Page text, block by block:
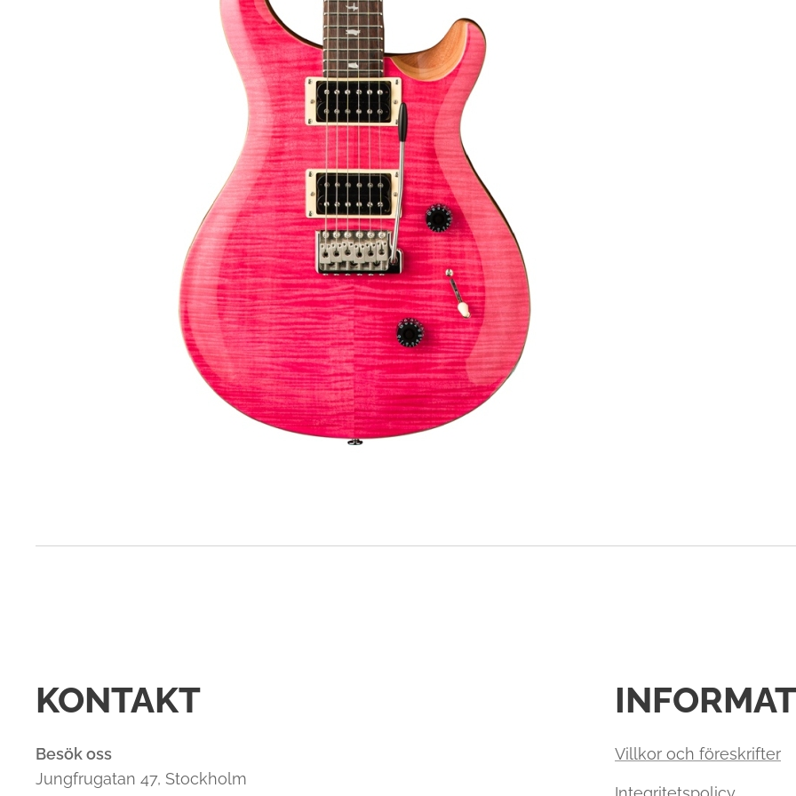
KONTAKT
Besök oss
Jungfrugatan 47, Stockholm
Villkor och föreskrifter